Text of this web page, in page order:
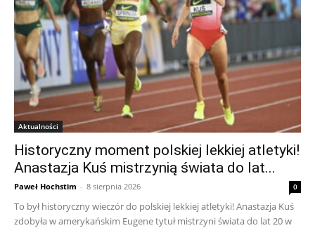
Aktualności
Historyczny moment polskiej lekkiej atletyki!
Anastazja Kuś mistrzynią świata do lat...
Paweł Hochstim - 8 sierpnia 2026 0
To był historyczny wieczór do polskiej lekkiej atletyki! Anastazja Kuś
zdobyła w amerykańskim Eugene tytuł mistrzyni świata do lat 20 w